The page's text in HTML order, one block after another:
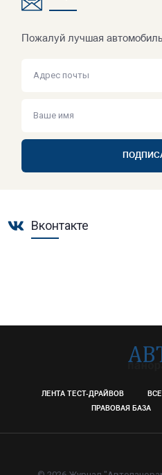
Пожалуй лучшая
Вконтакте
ЛЕНТА ТЕСТ-ДРАЙВОВ
ПРАВОВАЯ БАЗА